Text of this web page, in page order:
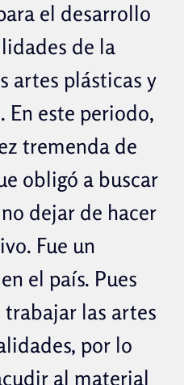
el desarrollo
de la
artes plásticas y
En este periodo,
tremenda de
obligó a buscar
dejar de hacer
Fue un
el país. Pues
las artes
por lo
al material